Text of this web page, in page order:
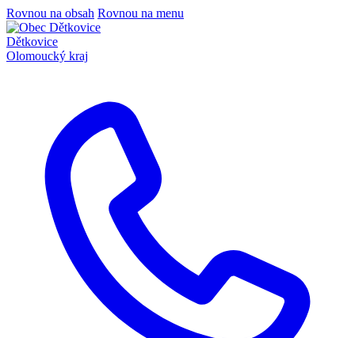
Rovnou na obsah Rovnou na menu
Dětkovice
Olomoucký kraj